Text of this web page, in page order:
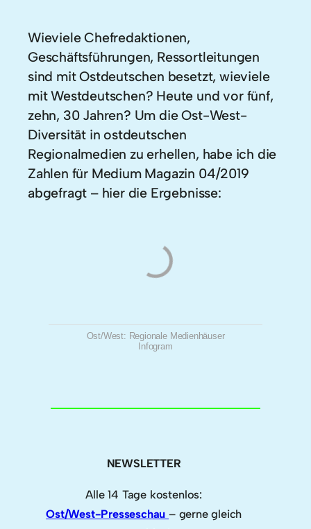
Wieviele Chefredaktionen,
Geschäftsführungen, Ressortleitungen
sind mit Ostdeutschen besetzt, wieviele
mit Westdeutschen? Heute und vor fünf,
zehn, 30 Jahren? Um die Ost-West-
Diversität in ostdeutschen
Regionalmedien zu erhellen, habe ich die
Zahlen für Medium Magazin 04/2019
abgefragt – hier die Ergebnisse:
Ost/West: Regionale Medienhäuser
Infogram
NEWSLETTER
Alle 14 Tage kostenlos:
Ost/West-Presseschau – gerne gleich